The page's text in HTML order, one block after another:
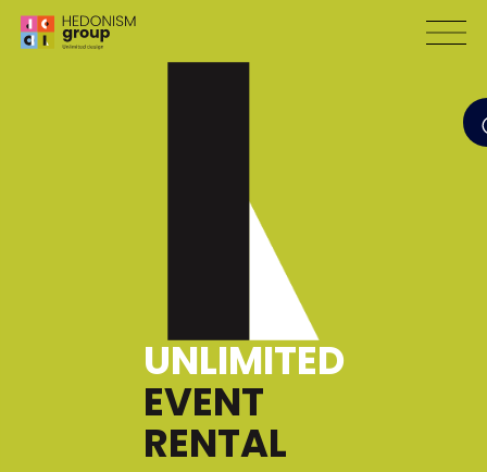
UNLIMITED
EVENT
RENTAL